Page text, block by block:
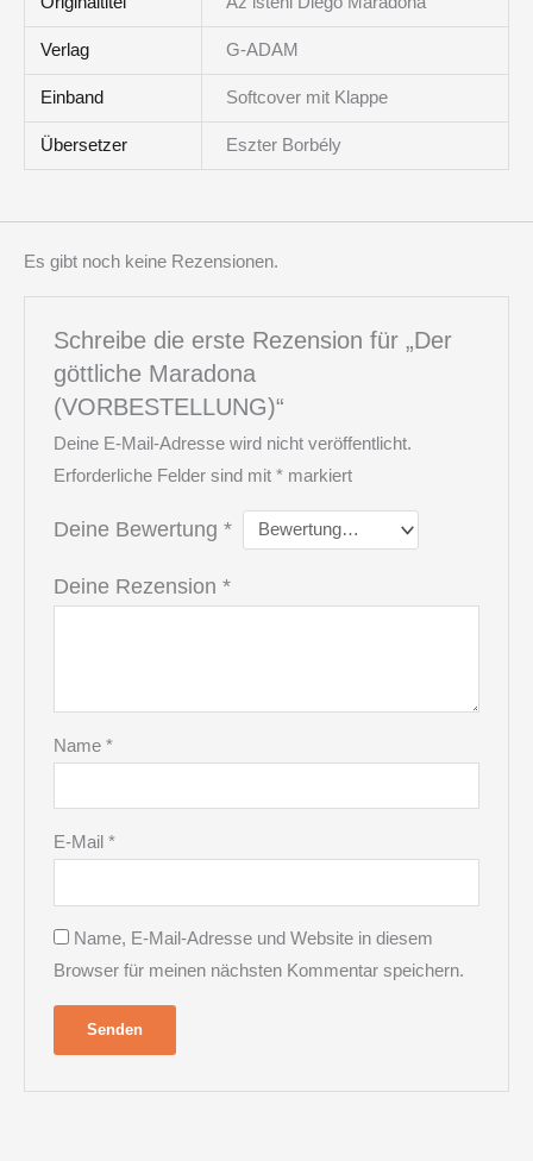
Verlag G-ADAM
Einband Softcover mit Klappe
Übersetzer Eszter Borbély
Es gibt noch keine Rezensionen.
Schreibe die erste Rezension für „Der
göttliche Maradona
(VORBESTELLUNG)“
Deine E-Mail-Adresse wird nicht veröffentlicht.
Erforderliche Felder sind mit* markiert
Deine Bewertung*
Deine Rezension*
Name*
E-Mail*
Name, E-Mail-Adresse und Website in diesem
Browser für meinen nächsten Kommentar speichern.